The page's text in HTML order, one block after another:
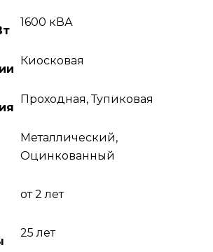
1600 кВА
Киосковая
Проходная, Тупиковая
Металлический,
Оцинкованный
от 2 лет
25 лет